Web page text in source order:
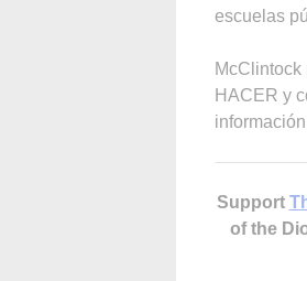
escuelas
HACER y
Support
of the